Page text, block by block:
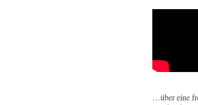
…über eine